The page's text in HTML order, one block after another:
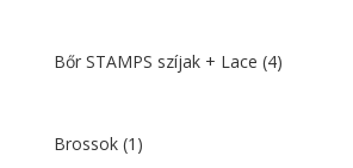
Bőr STAMPS szíjak + Lace (4)
Brossok (1)